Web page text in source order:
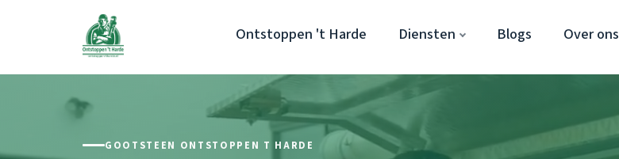
Ontstoppen 't Harde Diensten Blogs Over ons
GOOTSTEEN ONTSTOPPEN T HARDE